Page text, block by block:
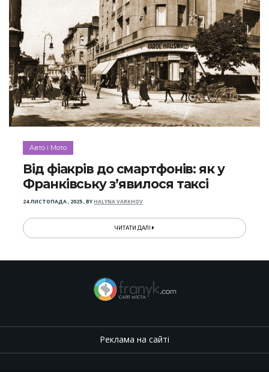
Авто і Мото
Від фіакрів до смартфонів: як у
Франківську з’явилося таксі
24 ЛИСТОПАДА , 2025,BYHALYNA VARKHOV
ЧИТАТИ ДАЛІ
Реклама на сайті